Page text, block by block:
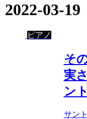
2022-03-19
ピアノ
そ
実
ン
サン